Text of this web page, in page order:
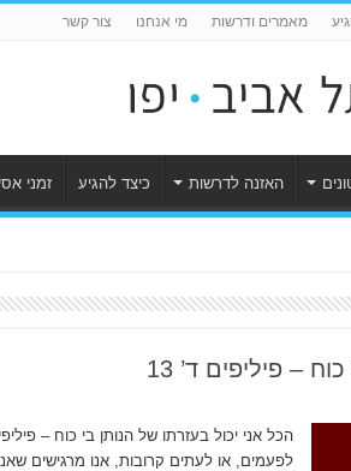
מאמרים ודרשות מי אנחנו צור קשר
האזנה לדרשות כיצד להגיע זמני
– פיליפים ד’ 13
לפעמים, או לעתים קרובות, אנו מרגישים